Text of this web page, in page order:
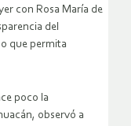
con Rosa María de
del
que permita
poco la
observó a